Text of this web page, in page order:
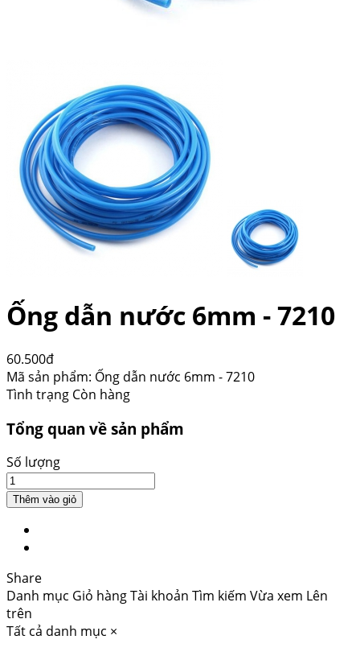
Ống dẫn nước 6mm - 7210
60.500đ
Mã sản phẩm: Ống dẫn nước 6mm - 7210
Tình trạng Còn hàng
Tổng quan về sản phẩm
Số lượng
Share
Danh mục Giỏ hàngTài khoản Tìm kiếm Vừa xem Lên
trên
Tất cả danh mục ×